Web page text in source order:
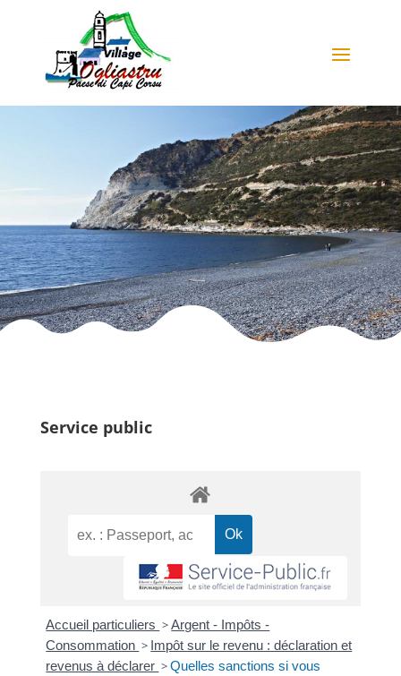
Service public
Accueil particuliers >Argent - Impôts -
Consommation > Impôt sur le revenu : déclaration et
revenus à déclarer >Quelles sanctions si vous